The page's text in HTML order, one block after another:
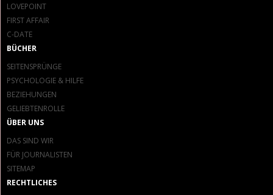
LOVEPOINT
FIRST AFFAIR
C-DATE
BÜCHER
SEITENSPRÜNGE
PSYCHOLOGIE & HILFE
BEZIEHUNGEN
GELIEBTENROLLE
ÜBER UNS
DAS SIND WIR
FÜR JOURNALISTEN
SITEMAP
RECHTLICHES